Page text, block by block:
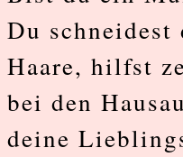
Du
Haare, hilfst
bei den
deine